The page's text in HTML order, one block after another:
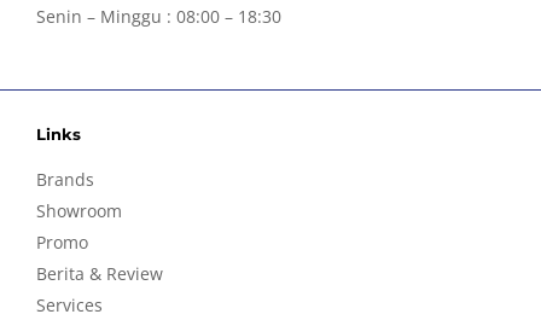
Senin – Minggu : 08:00 – 18:30
Links
Brands
Showroom
Promo
Berita & Review
Services